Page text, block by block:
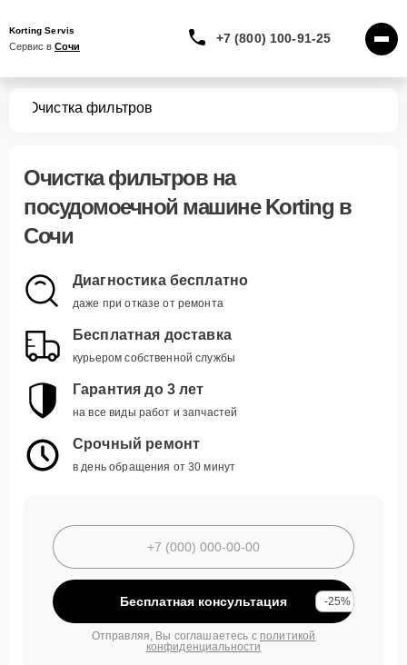
Korting Servis
Сервис в Сочи
+7 (800) 100-91-25
Очистка фильтров
Очистка фильтровна
посудомоечной машине Korting в
Сочи
Диагностика бесплатно
даже при отказе от ремонта
Бесплатная доставка
курьером собственной службы
Гарантия до 3 лет
на все виды работ и запчастей
Срочный ремонт
в день обращения от 30 минут
Бесплатная консультация -25%
Отправляя, Вы соглашаетесь с политикой
конфиденциальности